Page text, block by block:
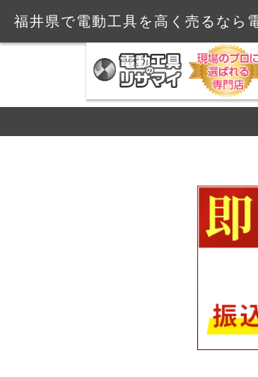
福井県で電動工具を高く売るなら